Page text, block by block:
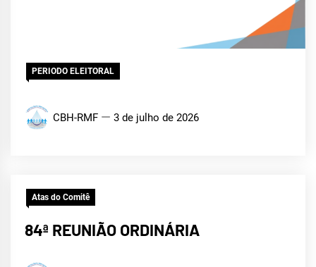
PERIODO ELEITORAL
CBH-RMF 3 de julho de 2026
Atas do Comitê
84ª REUNIÃO ORDINÁRIA